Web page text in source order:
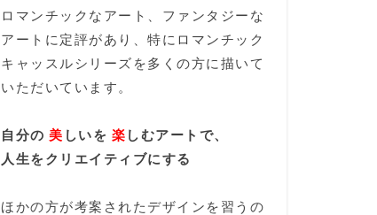
ロマンチックなアート、ファンタジーな
アートに定評があり、特にロマンチック
キャッスルシリーズを多くの方に描いて
いただいています。
自分の 美 しいを 楽 しむアートで、
人生をクリエイティブにする
ほかの方が考案されたデザインを習うの